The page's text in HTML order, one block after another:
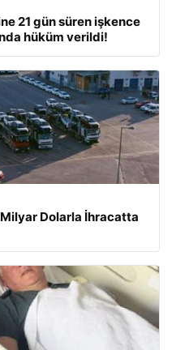
21 gün süren işkence
hüküm verildi!
Dolarla İhracatta